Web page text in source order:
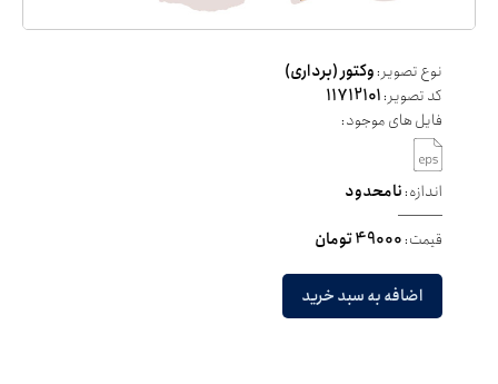
نوع تصویر:وکتور (برداری)
کد تصویر:11712101
فایل های موجود:
اندازه:نامحدود
قیمت:49000 تومان
اضافه به سبد خرید